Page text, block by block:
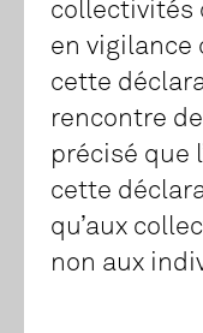
collectivités
en vigilance
cette
rencontre
précisé que
cette
qu’aux
non aux